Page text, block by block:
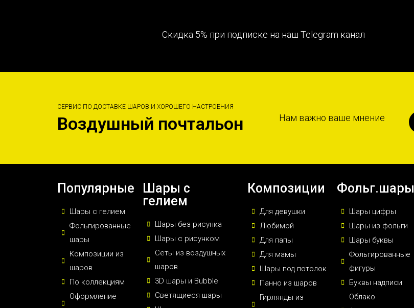
Скидка 5% при подписке на наш Telegram канал
СЕРВИС ПО ДОСТАВКЕ ШАРОВ И ХОРОШЕГО НАСТРОЕНИЯ
Воздушный почтальон Нам важно ваше мнение
Популярные
Шары с гелием
Фольгированные
шары
Композиции из
шаров
По коллекциям
Оформление
Шары с
гелием
Шары без рисунка
Шары с рисунком
Сеты из воздушных
шаров
3D шары и Bubble
Светящиеся шары
Композиции
Для девушки
Любимой
Для папы
Для мамы
Шары под потолок
Панно из шаров
Гирлянды из
Фольг.шары
Шары цифры
Шары из фольги
Шары буквы
Фольгированные
фигуры
Буквы надписи
Облако